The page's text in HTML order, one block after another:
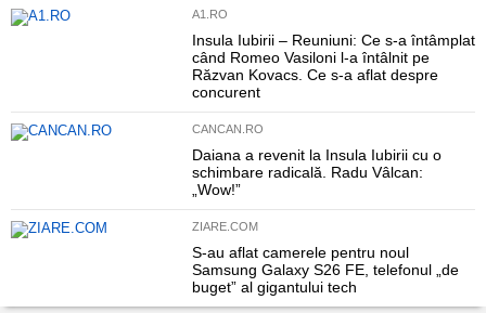
A1.RO
Insula Iubirii – Reuniuni: Ce s-a întâmplat
când Romeo Vasiloni l-a întâlnit pe
Răzvan Kovacs. Ce s-a aflat despre
concurent
CANCAN.RO
Daiana a revenit la Insula Iubirii cu o
schimbare radicală. Radu Vâlcan:
„Wow!”
ZIARE.COM
S-au aflat camerele pentru noul
Samsung Galaxy S26 FE, telefonul „de
buget” al gigantului tech